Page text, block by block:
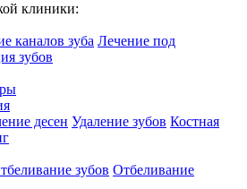
клиники:
каналов зуба Лечение под
зубов
десен Удаление зубов Костная
зубов Отбеливание